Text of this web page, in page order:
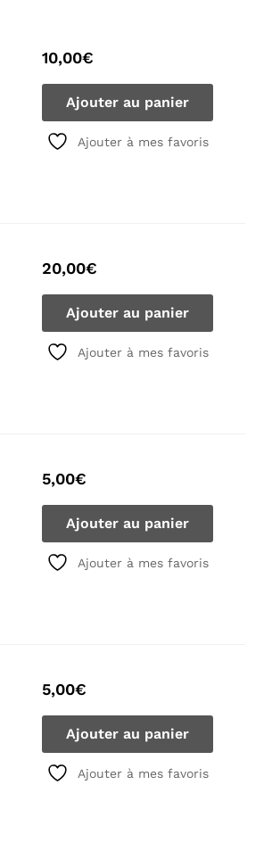
10,00€
Ajouter au panier
Ajouter à mes favoris
20,00€
Ajouter au panier
Ajouter à mes favoris
5,00€
Ajouter au panier
Ajouter à mes favoris
5,00€
Ajouter au panier
Ajouter à mes favoris